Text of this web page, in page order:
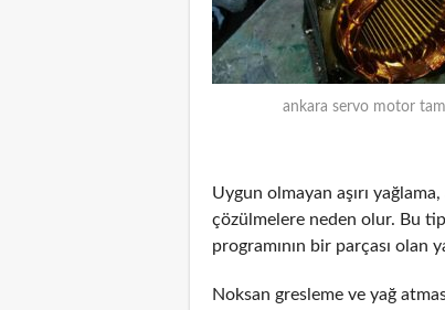
ankara servo motor
Uygun olmayan aşırı
çözülmelere neden olur. Bu
programının bir parçası olan
Noksan gresleme ve yağ